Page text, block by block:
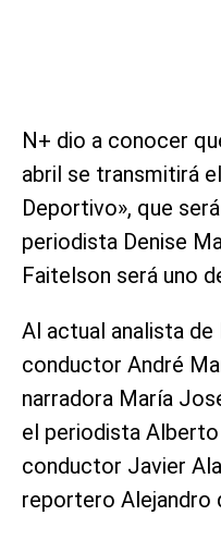
N+ dio a conocer
abril se transmitirá
Deportivo», que
periodista Denise
Faitelson será uno
Al actual analista de
conductor André
narradora María
el periodista
conductor Javier
reportero Alejandro